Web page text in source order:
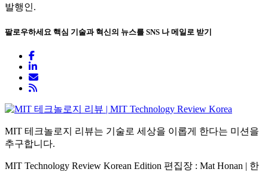
발행인.
팔로우하세요 핵심 기술과 혁신의 뉴스를 SNS 나 메일로 받기
MIT 테크놀로지 리뷰는 기술로 세상을 이롭게 한다는 미션을
추구합니다.
MIT Technology Review Korean Edition 편집장 : Mat Honan | 한